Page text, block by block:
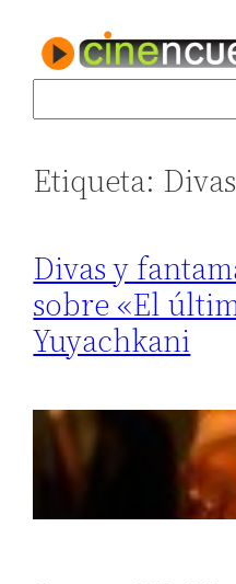
contenido
Etiqueta:
Divas y
sobre «El
Yuyachkani